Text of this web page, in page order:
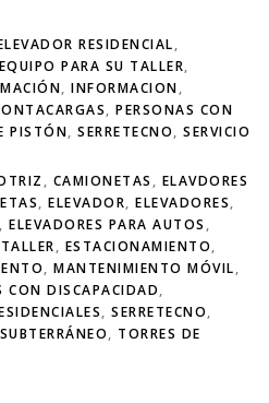
RESIDENCIAL,
EQUIPO PARA SU TALLER,
, INFORMACION,
, PERSONAS CON
PISTÓN, SERRETECNO, SERVICIO
, CAMIONETAS , ELAVDORES
, ELEVADOR, ELEVADORES,
, ELEVADORES PARA AUTOS ,
, ESTACIONAMIENTO,
, MANTENIMIENTO MÓVIL,
CON DISCAPACIDAD,
, SERRETECNO,
SUBTERRÁNEO, TORRES DE